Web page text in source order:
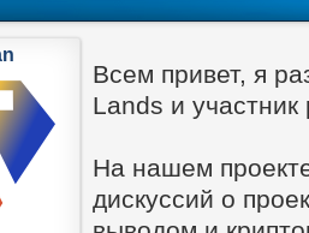
Всем привет, я
Lands и
На нашем
дискуссий о